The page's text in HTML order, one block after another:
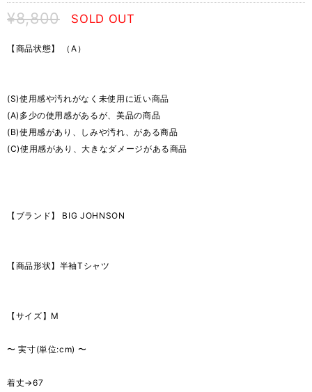
¥8,800 SOLD OUT
【商品状態】 （A）
(S)使用感や汚れがなく未使用に近い商品
(A)多少の使用感があるが、美品の商品
(B)使用感があり、しみや汚れ、がある商品
(C)使用感があり、大きなダメージがある商品
【ブランド】 BIG JOHNSON
【商品形状】半袖Tシャツ
【サイズ】M
〜 実寸(単位:cm) 〜
着丈→67